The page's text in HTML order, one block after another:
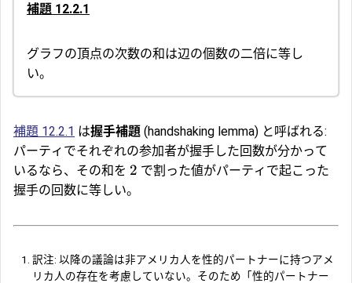
補題 12.2.1
グラフの頂点の次数の和は辺の個数の二倍に等し
い。
補題 12.2.1 は握手補題 (handshaking lemma) と呼ばれる:
パーティでそれぞれの参加者が握手した回数が分かって
いるなら、その和を 2 で割った値がパーティで起こった
握手の回数に等しい。
訳注: 以降の議論は非アメリカ人を性的パートナーに持つアメ
リカ人の存在を考慮していない。そのため「性的パートナー